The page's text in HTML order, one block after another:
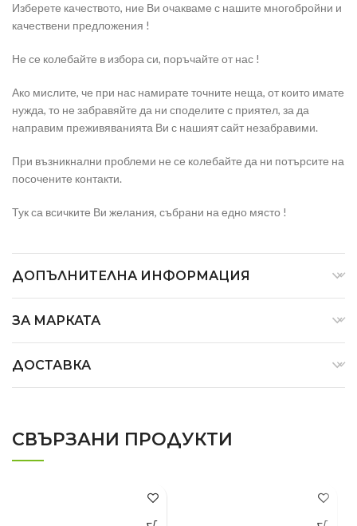
Изберете качеството, ние Ви очакваме с нашите многобройни и
качествени предложения !
Не се колебайте в избора си, поръчайте от нас !
Ако мислите, че при нас намирате точните неща, от които имате
нужда, то не забравяйте да ни споделите с приятел, за да
направим преживяванията Ви с нашият сайт незабравими.
При възникнални проблеми не се колебайте да ни потърсите на
посочените контакти.
Тук са всичките Ви желания, събрани на едно място !
ДОПЪЛНИТЕЛНА ИНФОРМАЦИЯ
ЗА МАРКАТА
ДОСТАВКА
СВЪРЗАНИ ПРОДУКТИ